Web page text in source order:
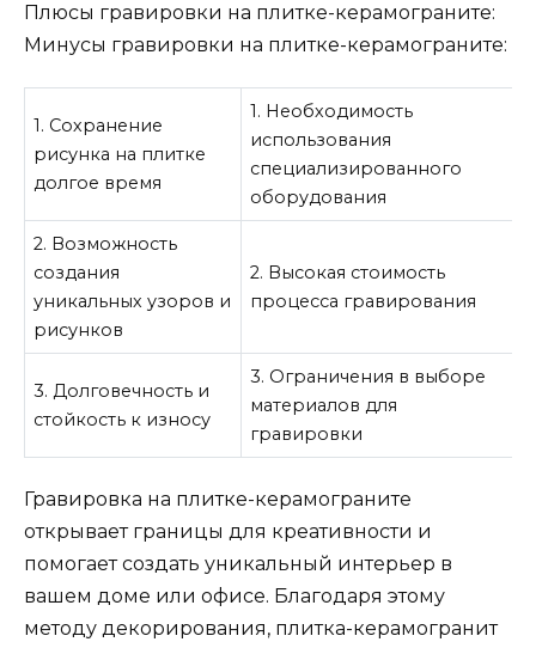
Плюсы гравировки на плитке-керамограните:
Минусы гравировки на плитке-керамограните:
1. Сохранение
рисунка на плитке
долгое время
1. Необходимость
использования
специализированного
оборудования
2. Возможность
создания
уникальных узоров и
рисунков
2. Высокая стоимость
процесса гравирования
3. Долговечность и
стойкость к износу
3. Ограничения в выборе
материалов для
гравировки
Гравировка на плитке-керамограните
открывает границы для креативности и
помогает создать уникальный интерьер в
вашем доме или офисе. Благодаря этому
методу декорирования, плитка-керамогранит